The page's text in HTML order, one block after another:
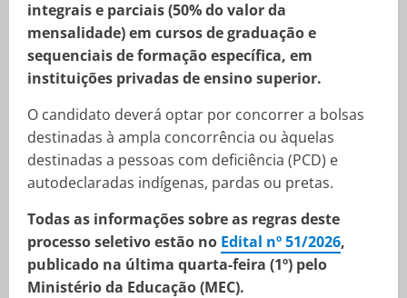
integrais e parciais (50% do valor da
mensalidade) em cursos de graduação e
sequenciais de formação específica, em
instituições privadas de ensino superior.
O candidato deverá optar por concorrer a bolsas
destinadas à ampla concorrência ou àquelas
destinadas a pessoas com deficiência (PCD) e
autodeclaradas indígenas, pardas ou pretas.
Todas as informações sobre as regras deste
processo seletivo estão no Edital nº 51/2026,
publicado na última quarta-feira (1º) pelo
Ministério da Educação (MEC).